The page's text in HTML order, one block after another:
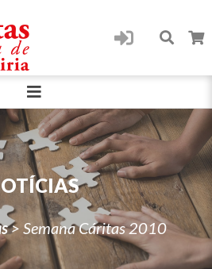
> Semana Cáritas 2010